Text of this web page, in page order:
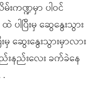
းကဏ္ဍမှာ ပါဝင်
ပါပြီးမှ ဆွေနွေးသွား
ဆွေးနွေးသွားမှာလား
နည်းလေး ခက်ခဲနေ
.